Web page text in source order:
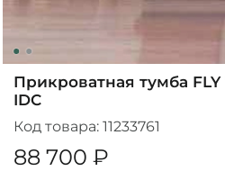
Прикроватная тумба
IDC
Код товара: 11233761
88 700 ₽